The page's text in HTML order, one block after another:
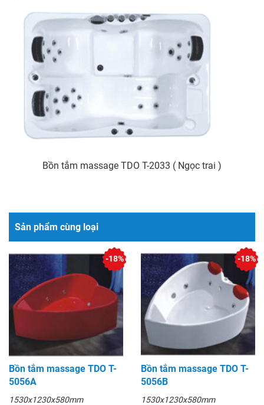
Bồn tắm massage TDO T-2033 ( Ngọc trai )
Sản phẩm cùng loại
Bồn tắm massage TDO T-
5056A
1530x1230x580mm
-18%
Bồn tắm massage TDO T-
5056B
1530x1230x580mm
-18%